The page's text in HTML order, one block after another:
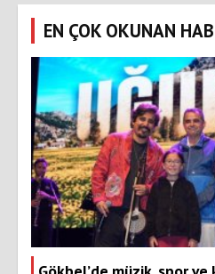
EN ÇOK OKUNAN